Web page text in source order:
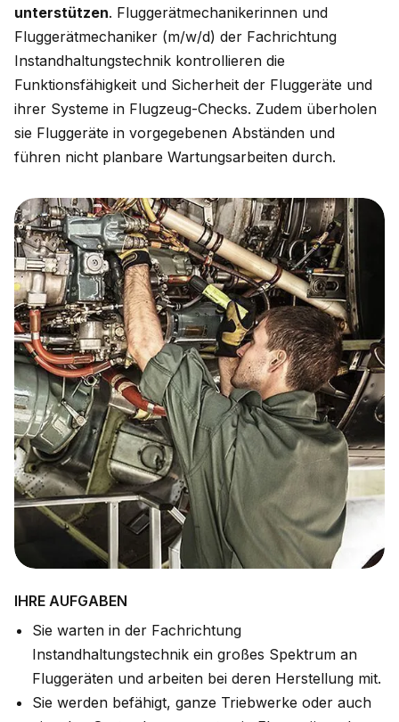
unterstützen. Fluggerätmechanikerinnen und
Fluggerätmechaniker (m/w/d) der Fachrichtung
Instandhaltungstechnik kontrollieren die
Funktionsfähigkeit und Sicherheit der Fluggeräte und
ihrer Systeme in Flugzeug-Checks. Zudem überholen
sie Fluggeräte in vorgegebenen Abständen und
führen nicht planbare Wartungsarbeiten durch.
IHRE AUFGABEN
Sie warten in der Fachrichtung
Instandhaltungstechnik ein großes Spektrum an
Fluggeräten und arbeiten bei deren Herstellung mit.
Sie werden befähigt, ganze Triebwerke oder auch